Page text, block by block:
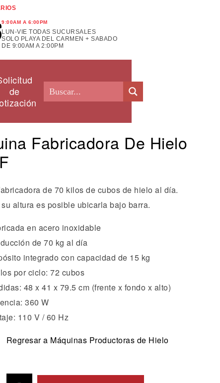
9:00AM A 6:00PM
LUN-VIE TODAS SUCURSALES
SOLO PLAYA DEL CARMEN + SABADO
DE 9:00AM A 2:00PM
de
Fabricadora De Hielo
de 70 kilos de cubos de hielo al día.
altura es posible ubicarla bajo barra.
en acero inoxidable
de 70 kg al día
integrado con capacidad de 15 kg
por ciclo: 72 cubos
48 x 41 x 79.5 cm (frente x fondo x alto)
360 W
110 V / 60 Hz
Regresar a Máquinas Productoras de Hielo